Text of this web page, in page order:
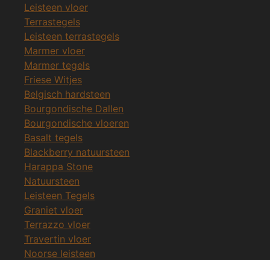
Leisteen vloer
Terrastegels
Leisteen terrastegels
Marmer vloer
Marmer tegels
Friese Witjes
Belgisch hardsteen
Bourgondische Dallen
Bourgondische vloeren
Basalt tegels
Blackberry natuursteen
Harappa Stone
Natuursteen
Leisteen Tegels
Graniet vloer
Terrazzo vloer
Travertin vloer
Noorse leisteen